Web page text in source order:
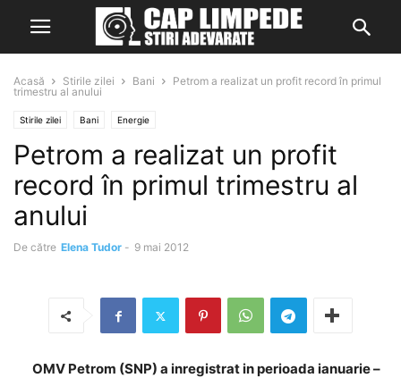
Acasă Stirile zilei Bani
Petrom a realizat un profit record în primul
trimestru al anului
Stirile zilei Bani Energie
Petrom a realizat un profit
record în primul trimestru al
anului
De către Elena Tudor - 9 mai 2012
OMV Petrom (SNP) a inregistrat in perioada ianuarie –